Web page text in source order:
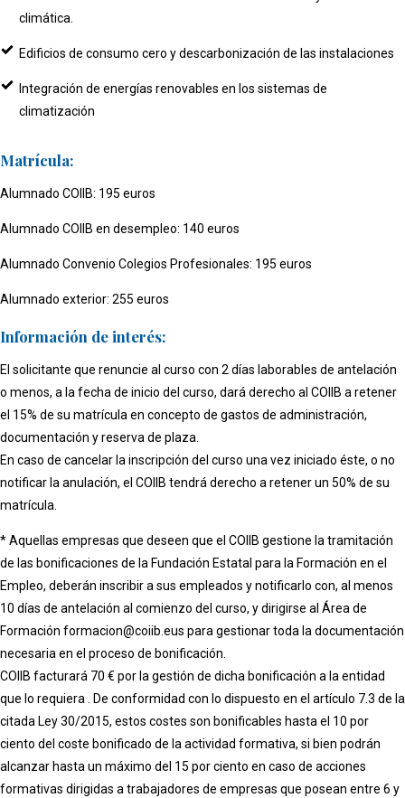
climática.
Edificios de consumo cero y descarbonización de las instalaciones
Integración de energías renovables en los sistemas de
climatización
Matrícula:
Alumnado COIIB: 195 euros
Alumnado COIIB en desempleo: 140 euros
Alumnado Convenio Colegios Profesionales: 195 euros
Alumnado exterior: 255 euros
Información de interés:
El solicitante que renuncie al curso con 2 días laborables de antelación
o menos, a la fecha de inicio del curso, dará derecho al COIIB a retener
el 15% de su matrícula en concepto de gastos de administración,
documentación y reserva de plaza.
En caso de cancelar la inscripción del curso una vez iniciado éste, o no
notificar la anulación, el COIIB tendrá derecho a retener un 50% de su
matrícula.
* Aquellas empresas que deseen que el COIIB gestione la tramitación
de las bonificaciones de la Fundación Estatal para la Formación en el
Empleo, deberán inscribir a sus empleados y notificarlo con, al menos
10 días de antelación al comienzo del curso, y dirigirse al Área de
Formación formacion@coiib.eus para gestionar toda la documentación
necesaria en el proceso de bonificación.
COIIB facturará 70 € por la gestión de dicha bonificación a la entidad
que lo requiera . De conformidad con lo dispuesto en el artículo 7.3 de la
citada Ley 30/2015, estos costes son bonificables hasta el 10 por
ciento del coste bonificado de la actividad formativa, si bien podrán
alcanzar hasta un máximo del 15 por ciento en caso de acciones
formativas dirigidas a trabajadores de empresas que posean entre 6 y